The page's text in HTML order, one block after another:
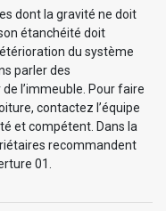
dont la gravité ne doit
étanchéité doit
du système
parler des
l’immeuble. Pour faire
contactez l’équipe
et compétent. Dans la
recommandent
01.